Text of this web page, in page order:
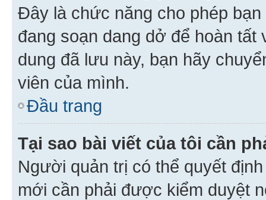
Đây là chức năng cho phép
đang soạn dang dở để hoàn
dung đã lưu này, bạn hãy
viên của mình.
Đầu trang
Tại sao bài viết của tôi cần
Người quản trị có thể quyết
mới cần phải được kiểm duyệt